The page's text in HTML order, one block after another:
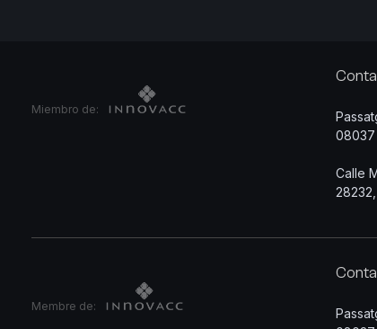
Miembro de:
08037
Calle
Membre de: